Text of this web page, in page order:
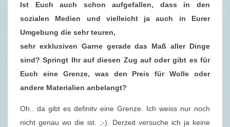
R
I
K
T
E
D
I
E
Ist Euch auch schon aufgefallen, dass in den
sozialen Medien und vielleicht ja auch in Eurer
Umgebung die sehr teuren,
sehr exklusiven Garne gerade das Maß aller Dinge
sind? Springt Ihr auf diesen Zug auf oder gibt es für
Euch eine Grenze, was den Preis für Wolle oder
andere Materialien anbelangt?
Oh.. da gibt es definitv eine Grenze. Ich weiss nur noch
nicht genau wo die ist. ;-). Derzeit versuche ich ja keine